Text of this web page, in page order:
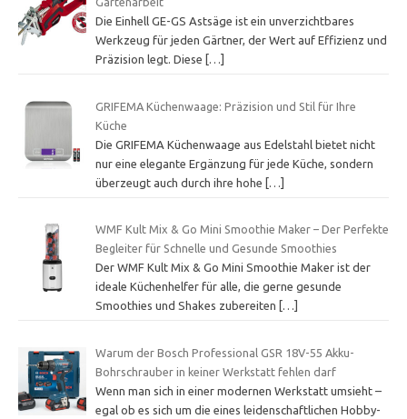
Die Einhell GE-GS Astsäge ist ein unverzichtbares
Werkzeug für jeden Gärtner, der Wert auf Effizienz und
Präzision legt. Diese
[…]
GRIFEMA Küchenwaage: Präzision und Stil für Ihre
Küche
Die GRIFEMA Küchenwaage aus Edelstahl bietet nicht
nur eine elegante Ergänzung für jede Küche, sondern
überzeugt auch durch ihre hohe […]
WMF Kult Mix & Go Mini Smoothie Maker – Der Perfekte
Begleiter für Schnelle und Gesunde Smoothies
Der WMF Kult Mix & Go Mini Smoothie Maker ist der
ideale Küchenhelfer für alle, die gerne gesunde
Smoothies und Shakes zubereiten
[…]
Warum der Bosch Professional GSR 18V-55 Akku-
Bohrschrauber in keiner Werkstatt fehlen darf
Wenn man sich in einer modernen Werkstatt umsieht –
egal ob es sich um die eines leidenschaftlichen Hobby-